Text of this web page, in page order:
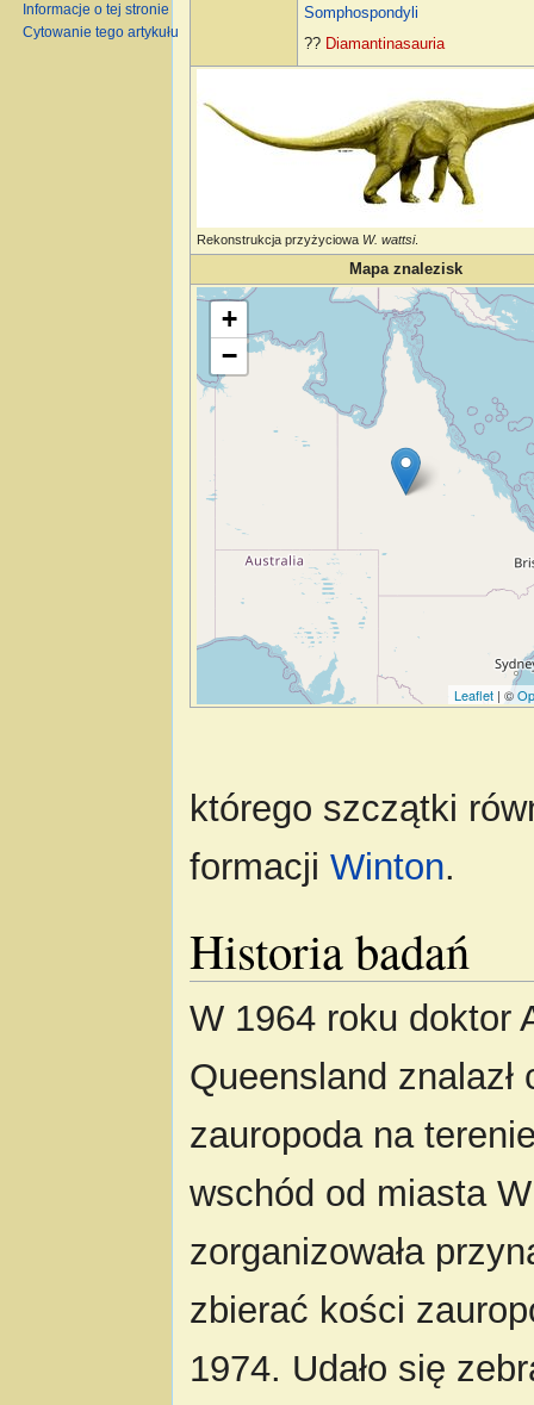
Somphospondyli
?? Diamantinasauria
Rekonstrukcja przyżyciowa W. wattsi.
Mapa znalezisk
Wczytywanie mapy…
+
−
Leaflet | ©
którego szczątki
formacjiWinton.
Historia badań
W 1964 roku doktor
Queensland
zauropoda na
wschód od miasta
zorganizowała
zbierać kości
1974. Udało się
Informacje o tej stronie
Cytowanie tego artykułu